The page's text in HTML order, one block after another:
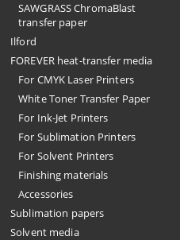
SAWGRASS ChromaBlast
transfer paper
Ilford
FOREVER heat-transfer media
For CMYK Laser Printers
White Toner Transfer Paper
For Ink-Jet Printers
For Sublimation Printers
For Solvent Printers
Finishing materials
Accessories
Sublimation papers
Solvent media